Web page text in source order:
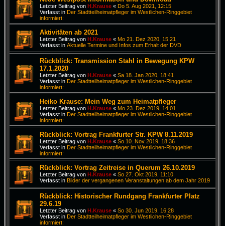
Letzter Beitrag von H.Krause « Do 5. Aug 2021, 12:15
Verfasst in Der Stadtteilheimatpfleger im Westlichen-Ringgebiet
informiert:
Aktivitäten ab 2021
Letzter Beitrag von H.Krause « Mo 21. Dez 2020, 15:21
Verfasst in Aktuelle Termine und Infos zum Erhalt der DVD
Rückblick: Transmission Stahl in Bewegung KPW
17.1.2020
Letzter Beitrag von H.Krause « Sa 18. Jan 2020, 18:41
Verfasst in Der Stadtteilheimatpfleger im Westlichen-Ringgebiet
informiert:
Heiko Krause: Mein Weg zum Heimatpfleger
Letzter Beitrag von H.Krause « Mo 23. Dez 2019, 14:01
Verfasst in Der Stadtteilheimatpfleger im Westlichen-Ringgebiet
informiert:
Rückblick: Vortrag Frankfurter Str. KPW 8.11.2019
Letzter Beitrag von H.Krause « So 10. Nov 2019, 18:36
Verfasst in Der Stadtteilheimatpfleger im Westlichen-Ringgebiet
informiert:
Rückblick: Vortrag Zeitreise in Querum 26.10.2019
Letzter Beitrag von H.Krause « So 27. Okt 2019, 11:10
Verfasst in Bilder der vergangenen Veranstaltungen ab dem Jahr 2019
Rückblick: Historischer Rundgang Frankfurter Platz
29.6.19
Letzter Beitrag von H.Krause « So 30. Jun 2019, 16:28
Verfasst in Der Stadtteilheimatpfleger im Westlichen-Ringgebiet
informiert: